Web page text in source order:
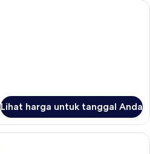
Seprai premium, brankas, meja
Lihat harga untuk tanggal Anda
Seprai premium, brankas, meja